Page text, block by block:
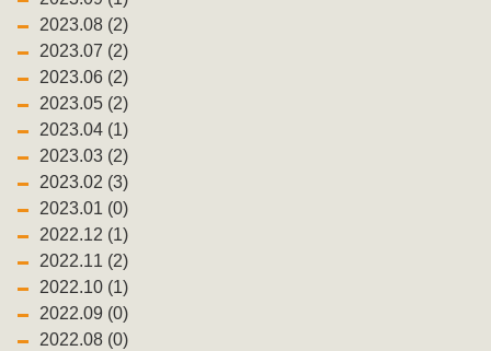
2023.08 (2)
2023.07 (2)
2023.06 (2)
2023.05 (2)
2023.04 (1)
2023.03 (2)
2023.02 (3)
2023.01 (0)
2022.12 (1)
2022.11 (2)
2022.10 (1)
2022.09 (0)
2022.08 (0)